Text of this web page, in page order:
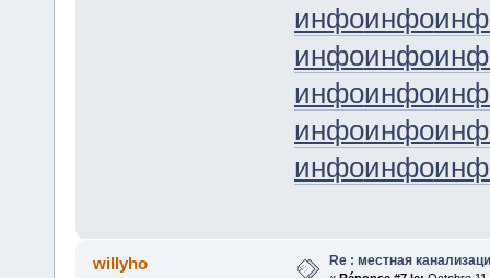
инфоинфо
инфоинфо
инфоинфо
инфоинфо
инфоинфо
willyho Re : местная